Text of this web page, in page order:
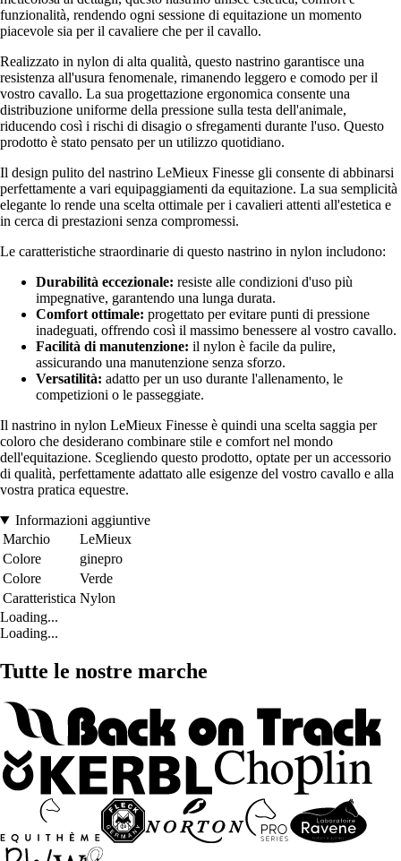
funzionalità, rendendo ogni sessione di equitazione un momento
piacevole sia per il cavaliere che per il cavallo.
Realizzato in nylon di alta qualità, questo nastrino garantisce una
resistenza all'usura fenomenale, rimanendo leggero e comodo per il
vostro cavallo. La sua progettazione ergonomica consente una
distribuzione uniforme della pressione sulla testa dell'animale,
riducendo così i rischi di disagio o sfregamenti durante l'uso. Questo
prodotto è stato pensato per un utilizzo quotidiano.
Il design pulito del nastrino LeMieux Finesse gli consente di abbinarsi
perfettamente a vari equipaggiamenti da equitazione. La sua semplicità
elegante lo rende una scelta ottimale per i cavalieri attenti all'estetica e
in cerca di prestazioni senza compromessi.
Le caratteristiche straordinarie di questo nastrino in nylon includono:
Durabilità eccezionale: resiste alle condizioni d'uso più
impegnative, garantendo una lunga durata.
Comfort ottimale: progettato per evitare punti di pressione
inadeguati, offrendo così il massimo benessere al vostro cavallo.
Facilità di manutenzione: il nylon è facile da pulire,
assicurando una manutenzione senza sforzo.
Versatilità: adatto per un uso durante l'allenamento, le
competizioni o le passeggiate.
Il nastrino in nylon LeMieux Finesse è quindi una scelta saggia per
coloro che desiderano combinare stile e comfort nel mondo
dell'equitazione. Scegliendo questo prodotto, optate per un accessorio
di qualità, perfettamente adattato alle esigenze del vostro cavallo e alla
vostra pratica equestre.
Informazioni aggiuntive
Marchio
LeMieux
Colore
ginepro
Colore
Verde
Caratteristica Nylon
Loading...
Loading...
Tutte le nostre marche